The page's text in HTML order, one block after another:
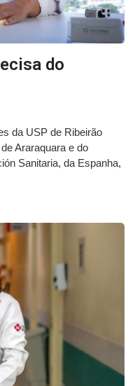
do
da USP de Ribeirão
Araraquara e do
Sanitaria, da Espanha,